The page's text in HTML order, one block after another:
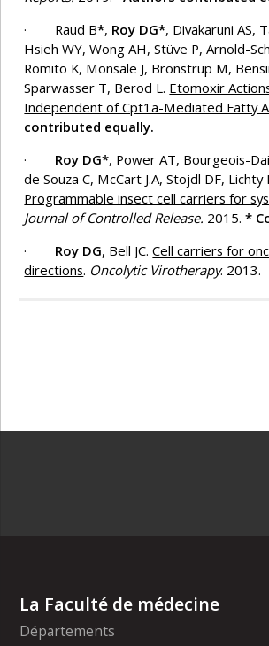
· Raud B*, Roy DG*, Divakaruni AS,
Hsieh WY, Wong AH, Stüve P, Arnold-
Romito K, Monsale J, Brönstrup M,
Sparwasser T, Berod L. Etomoxir
Independent of Cpt1a-Mediated Fatty
contributed equally.
· Roy DG*, Power AT, Bourgeois-
de Souza C, McCart J.A, Stojdl DF,
Programmable insect cell carriers for
Journal of Controlled Release. 2015. *
· Roy DG, Bell JC.Cell carriers for
directions. Oncolytic Virotherapy. 2013.
La Faculté de médecine
Départements